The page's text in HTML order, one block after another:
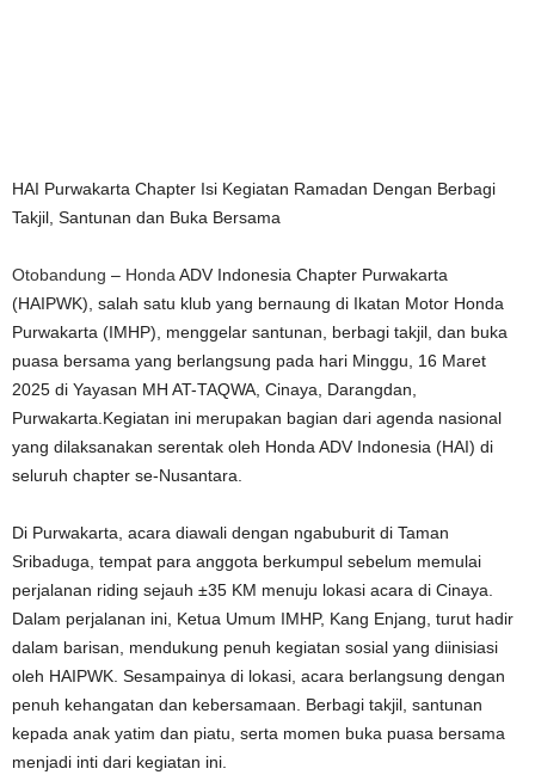
HAI Purwakarta Chapter Isi Kegiatan Ramadan Dengan Berbagi
Takjil, Santunan dan Buka Bersama
Otobandung – Honda ADV Indonesia Chapter Purwakarta
(HAIPWK), salah satu klub yang bernaung di Ikatan Motor Honda
Purwakarta (IMHP), menggelar santunan, berbagi takjil, dan buka
puasa bersama yang berlangsung pada hari Minggu, 16 Maret
2025 di Yayasan MH AT-TAQWA, Cinaya, Darangdan,
Purwakarta.Kegiatan ini merupakan bagian dari agenda nasional
yang dilaksanakan serentak oleh Honda ADV Indonesia (HAI) di
seluruh chapter se-Nusantara.
Di Purwakarta, acara diawali dengan ngabuburit di Taman
Sribaduga, tempat para anggota berkumpul sebelum memulai
perjalanan riding sejauh ±35 KM menuju lokasi acara di Cinaya.
Dalam perjalanan ini, Ketua Umum IMHP, Kang Enjang, turut hadir
dalam barisan, mendukung penuh kegiatan sosial yang diinisiasi
oleh HAIPWK. Sesampainya di lokasi, acara berlangsung dengan
penuh kehangatan dan kebersamaan. Berbagi takjil, santunan
kepada anak yatim dan piatu, serta momen buka puasa bersama
menjadi inti dari kegiatan ini.